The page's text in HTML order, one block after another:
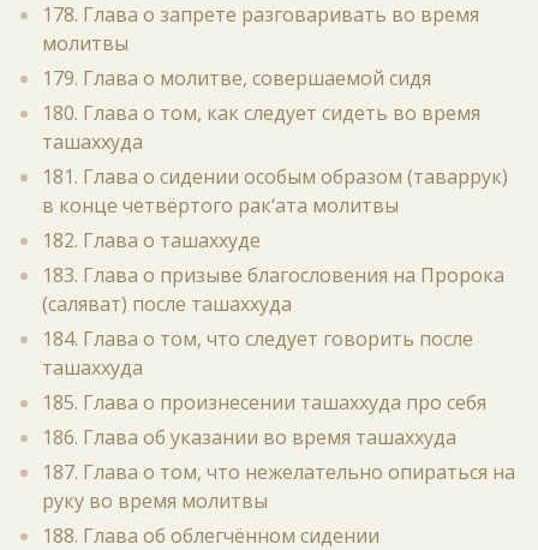
178. Глава о запрете разговаривать во время
молитвы
179. Глава о молитве, совершаемой сидя
180. Глава о том, как следует сидеть во время
ташаххуда
181. Глава о сидении особым образом (таваррук)
в конце четвёртого рак‘ата молитвы
182. Глава о ташаххуде
183. Глава о призыве благословения на Пророка
(саляват) после ташаххуда
184. Глава о том, что следует говорить после
ташаххуда
185. Глава о произнесении ташаххуда про себя
186. Глава об указании во время ташаххуда
187. Глава о том, что нежелательно опираться на
руку во время молитвы
188. Глава об облегчённом сидении